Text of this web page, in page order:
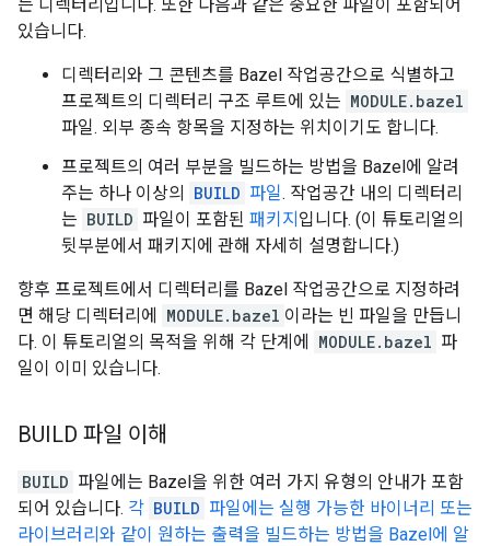
는 디렉터리입니다. 또한 다음과 같은 중요한 파일이 포함되어
있습니다.
디렉터리와 그 콘텐츠를 Bazel 작업공간으로 식별하고
프로젝트의 디렉터리 구조 루트에 있는 MODULE.bazel
파일. 외부 종속 항목을 지정하는 위치이기도 합니다.
프로젝트의 여러 부분을 빌드하는 방법을 Bazel에 알려
주는 하나 이상의
BUILD 파일. 작업공간 내의 디렉터리
는 BUILD 파일이 포함된 패키지 입니다. (이 튜토리얼의
뒷부분에서 패키지에 관해 자세히 설명합니다.)
향후 프로젝트에서 디렉터리를 Bazel 작업공간으로 지정하려
면 해당 디렉터리에
MODULE.bazel 이라는 빈 파일을 만듭니
다. 이 튜토리얼의 목적을 위해 각 단계에
MODULE.bazel 파
일이 이미 있습니다.
BUILD 파일 이해
BUILD 파일에는 Bazel을 위한 여러 가지 유형의 안내가 포함
되어 있습니다. 각 BUILD 파일에는 실행 가능한 바이너리 또는
라이브러리와 같이 원하는 출력을 빌드하는 방법을 Bazel에 알